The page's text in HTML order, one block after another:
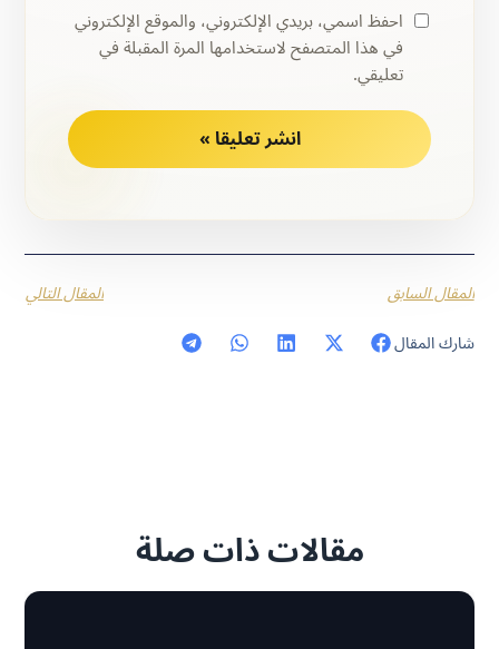
احفظ اسمي، بريدي الإلكتروني، والموقع الإلكتروني
في هذا المتصفح لاستخدامها المرة المقبلة في
تعليقي.
المقال السابق
المقال التالي
شارك المقال
مقالات ذات صلة